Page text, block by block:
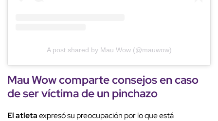
A post shared by Mau Wow (@mauwow)
MauWowcomparte consejos en caso
de ser víctima de un pinchazo
El atletaexpresó su preocupación por lo que está